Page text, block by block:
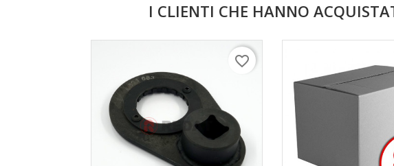
I CLIENTI CHE HANNO
favorite_border